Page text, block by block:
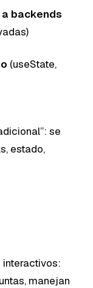
backends
(useState,
se
estado,
interactivos:
manejan